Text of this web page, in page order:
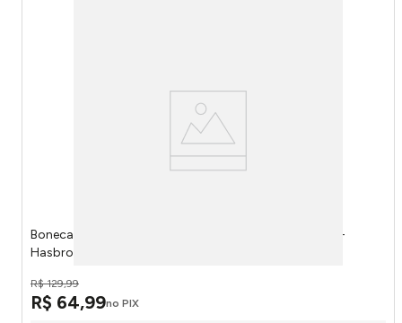
Boneca Baby Alive Shampoo Harper Hugs Loira F9119 -
Hasbro
R$ 129,99
R$ 64,99no PIX